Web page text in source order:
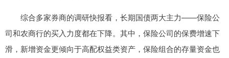
综合多家券商的调研快报看，长期国债两大主力——保险公
司和农商行的买入力度都在下降。其中，保险公司的保费增速下
滑，新增资金更倾向于高配权益类资产，保险组合的存量资金也